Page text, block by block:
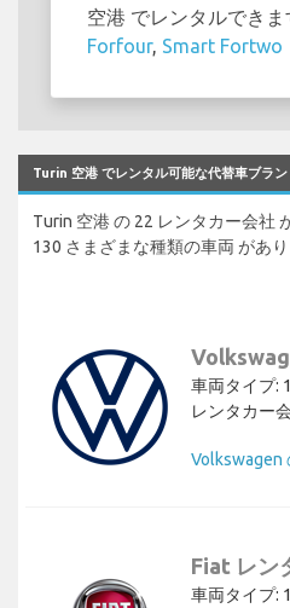
空港 でレンタルできま
Forfour, Smart Fortwo
Turin 空港 でレンタル可能な代替車ブラン
Turin 空港 の 22 レンタカー会社
130 さまざまな種類の車両 があり
車両タイプ:
レンタカー
Volkswagen
Fiat レン
車両タイプ: